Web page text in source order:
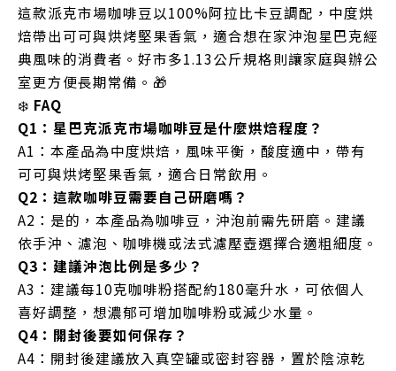
這款派克市場咖啡豆以100%阿拉比卡豆調配，中度烘
焙帶出可可與烘烤堅果香氣，適合想在家沖泡星巴克經
典風味的消費者。好市多1.13公斤規格則讓家庭與辦公
室更方便長期常備。🎁
❄️ FAQ
Q1：星巴克派克市場咖啡豆是什麼烘焙程度？
A1：本產品為中度烘焙，風味平衡，酸度適中，帶有
可可與烘烤堅果香氣，適合日常飲用。
Q2：這款咖啡豆需要自己研磨嗎？
A2：是的，本產品為咖啡豆，沖泡前需先研磨。建議
依手沖、濾泡、咖啡機或法式濾壓壺選擇合適粗細度。
Q3：建議沖泡比例是多少？
A3：建議每10克咖啡粉搭配約180毫升水，可依個人
喜好調整，想濃郁可增加咖啡粉或減少水量。
Q4：開封後要如何保存？
A4：開封後建議放入真空罐或密封容器，置於陰涼乾